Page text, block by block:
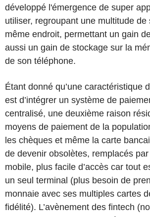
développé l'émergence de super
utiliser, regroupant une multitude de
même endroit, permettant un gain
aussi un gain de stockage sur la
de son téléphone.
Étant donné qu’une caractéristique
est d’intégrer un système de
centralisé, une deuxième raison
moyens de paiement de la
les chèques et même la carte
de devenir obsolètes, remplacés
mobile, plus facile d’accès car tout
un seul terminal (plus besoin de
monnaie avec ses multiples cartes
fidélité). L’avènement des fintech